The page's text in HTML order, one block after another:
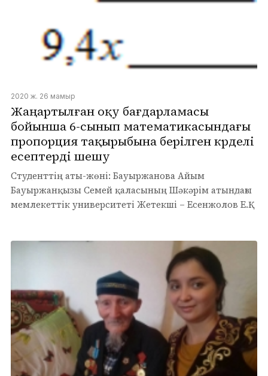
2020 ж. 26 мамыр
Жаңартылған оқу бағдарламасы
бойынша 6-сынып математикасындағы
пропорция тақырыбына берілген күрделі
есептерді шешу
Студенттің аты-жөні: Бауыржанова Айым
Бауыржанқызы Семей қаласының Шәкәрім атындағы
мемлекеттік университеті Жетекші – Есенжолов Е.Қ